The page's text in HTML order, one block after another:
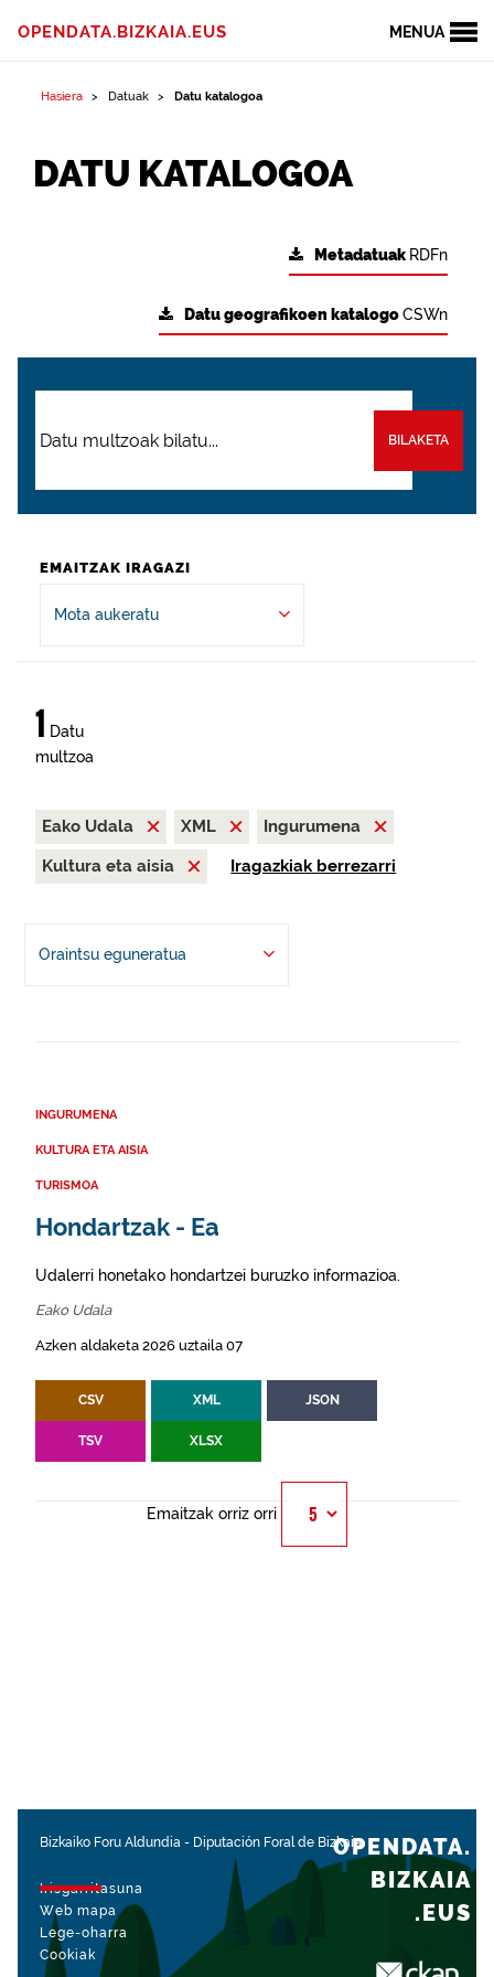
MENUA
OPENDATA.BIZKAIA.EUS
Hasiera Datuak Datu katalogoa
DATU KATALOGOA
Metadatuak RDFn
Datu geografikoen katalogoCSWn
BILAKETA
EMAITZAK IRAGAZI
Mota aukeratu
1 Datu
multzoa
Eako Udala XML
Ingurumena
Kultura eta aisia
Iragazkiak berrezarri
Oraintsu eguneratua
INGURUMENA
KULTURA ETA AISIA
TURISMOA
Hondartzak - Ea
Udalerri honetako hondartzei buruzko informazioa.
Eako Udala
Azken aldaketa 2026 uztaila 07
CSV XML JSON
TSV XLSX
Emaitzak orriz orri
Bizkaiko Foru Aldundia - Diputación Foral de Bizkaia
Irisgarritasuna
Web mapa
Lege-oharra
Cookiak
OPENDATA.
BIZKAIA
.EUS